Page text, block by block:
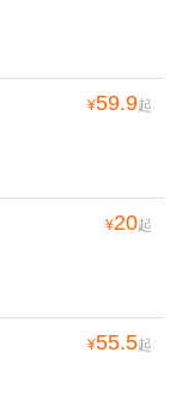
¥59.9起
¥20起
¥55.5起